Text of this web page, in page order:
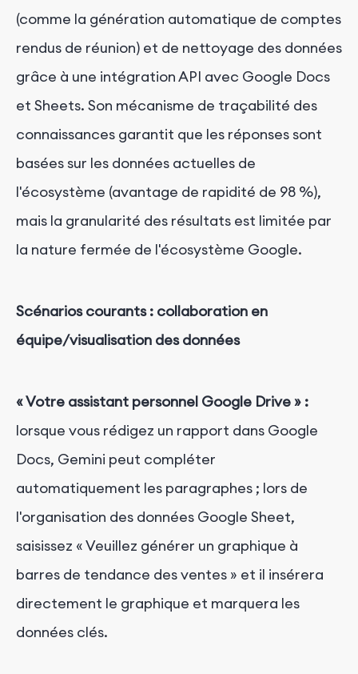
(comme la génération automatique de comptes
rendus de réunion) et de nettoyage des données
grâce à une intégration API avec Google Docs
et Sheets. Son mécanisme de traçabilité des
connaissances garantit que les réponses sont
basées sur les données actuelles de
l'écosystème (avantage de rapidité de 98 %),
mais la granularité des résultats est limitée par
la nature fermée de l'écosystème Google.
Scénarios courants : collaboration en
équipe/visualisation des données
« Votre assistant personnel Google Drive » :
lorsque vous rédigez un rapport dans Google
Docs, Gemini peut compléter
automatiquement les paragraphes ; lors de
l'organisation des données Google Sheet,
saisissez « Veuillez générer un graphique à
barres de tendance des ventes » et il insérera
directement le graphique et marquera les
données clés.